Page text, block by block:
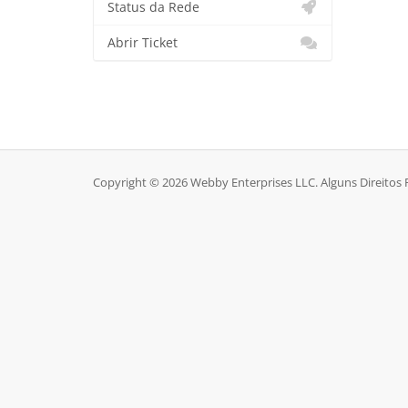
Status da Rede
Abrir Ticket
Copyright © 2026 Webby Enterprises LLC. Alguns Direitos